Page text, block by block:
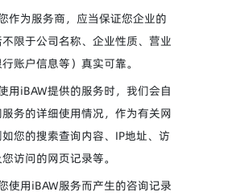
作为服务商，应当保证您企业的
限于公司名称、企业性质、营业
账户信息等）真实可靠。
用iBAW提供的服务时，我们会自
务的详细使用情况，作为有关网
您的搜索查询内容、IP地址、访
访问的网页记录等。
使用iBAW服务而产生的咨询记录